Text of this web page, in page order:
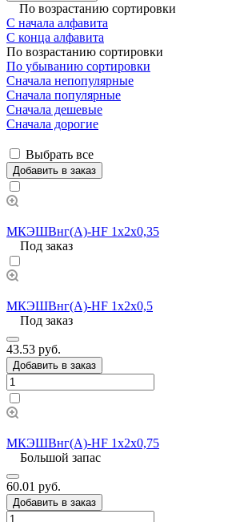
По возрастанию сортировки
С начала алфавита
С конца алфавита
По возрастанию сортировки
По убыванию сортировки
Сначала непопулярные
Сначала популярные
Сначала дешевые
Сначала дорогие
Выбрать все
Добавить в заказ
МКЭШВнг(А)-HF 1х2х0,35
Под заказ
МКЭШВнг(А)-HF 1х2х0,5
Под заказ
43.53 руб.
Добавить в заказ
МКЭШВнг(А)-HF 1х2х0,75
Большой запас
60.01 руб.
Добавить в заказ